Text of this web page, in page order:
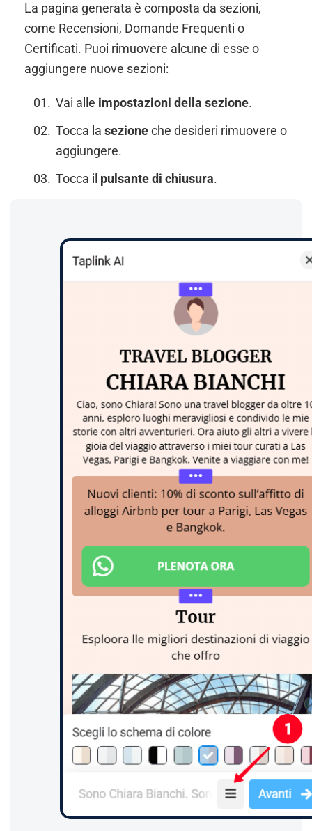
La pagina generata è composta da sezioni,
come Recensioni, Domande Frequenti o
Certificati. Puoi rimuovere alcune di esse o
aggiungere nuove sezioni:
Vai alle impostazioni della sezione.
Tocca la sezioneche desideri rimuovere o
aggiungere.
Tocca il pulsante di chiusura.